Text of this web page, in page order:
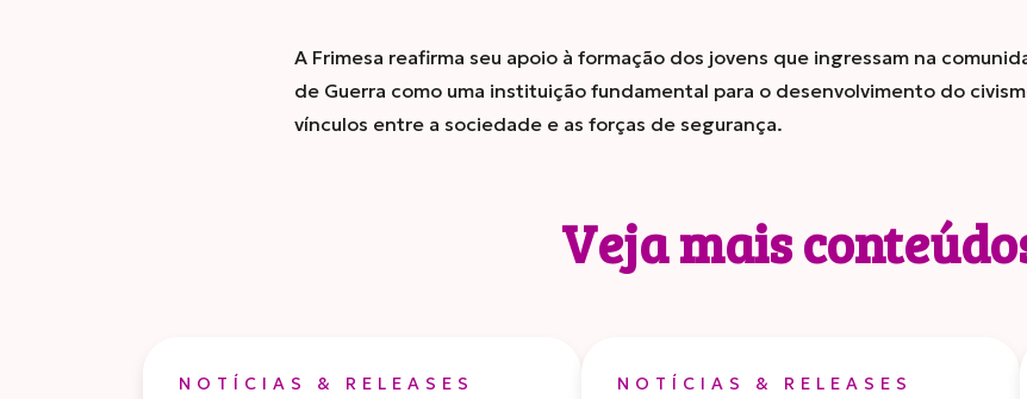
A Frimesa reafirma seu apoio à formação dos jovens que ingressam na
de Guerra como uma instituição fundamental para o desenvolvimento do
vínculos entre a sociedade e as forças de segurança.
Veja mais
NOTÍCIAS & RELEASES NOTÍCIAS & RELEASES